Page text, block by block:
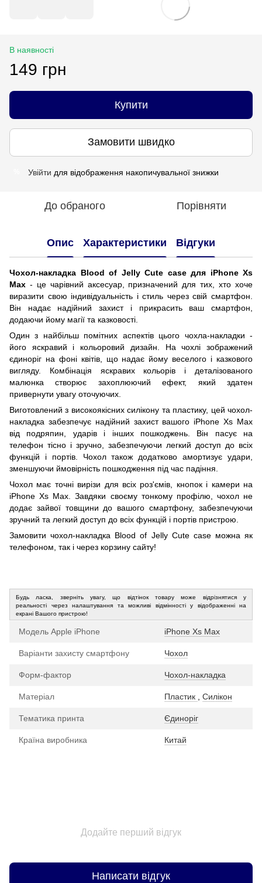
В наявності
149 грн
Купити
Замовити швидко
Увійти для відображення накопичувальної знижки
До обраного Порівняти
Опис Характеристики Відгуки
Чохол-накладка Blood of Jelly Cute case для iPhone Xs
Max - це чарівний аксесуар, призначений для тих, хто хоче
виразити свою індивідуальність і стиль через свій смартфон.
Він надає надійний захист і прикрасить ваш смартфон,
додаючи йому магії та казковості.
Один з найбільш помітних аспектів цього чохла-накладки -
його яскравий і кольоровий дизайн. На чохлі зображений
єдиноріг на фоні квітів, що надає йому веселого і казкового
вигляду. Комбінація яскравих кольорів і деталізованого
малюнка створює захоплюючий ефект, який здатен
привернути увагу оточуючих.
Виготовлений з високоякісних силікону та пластику, цей чохол-
накладка забезпечує надійний захист вашого iPhone Xs Max
від подряпин, ударів і інших пошкоджень. Він пасує на
телефон тісно і зручно, забезпечуючи легкий доступ до всіх
функцій і портів. Чохол також додатково амортизує удари,
зменшуючи ймовірність пошкодження під час падіння.
Чохол має точні вирізи для всіх роз'ємів, кнопок і камери на
iPhone Xs Max. Завдяки своєму тонкому профілю, чохол не
додає зайвої товщини до вашого смартфону, забезпечуючи
зручний та легкий доступ до всіх функцій і портів пристрою.
Замовити чохол-накладка Blood of Jelly Cute case можна як
телефоном, так і через корзину сайту!
Будь ласка, зверніть увагу, що відтінок товару може відрізнятися у
реальності через налаштування та можливі відмінності у відображенні на
екрані Вашого пристрою!
Модель Apple iPhone iPhone Xs Max
Варіанти захисту смартфону Чохол
Форм-фактор Чохол-накладка
Матеріал Пластик Силікон
Тематика принта Єдиноріг
Країна виробника Китай
Додайте перший відгук
Написати відгук